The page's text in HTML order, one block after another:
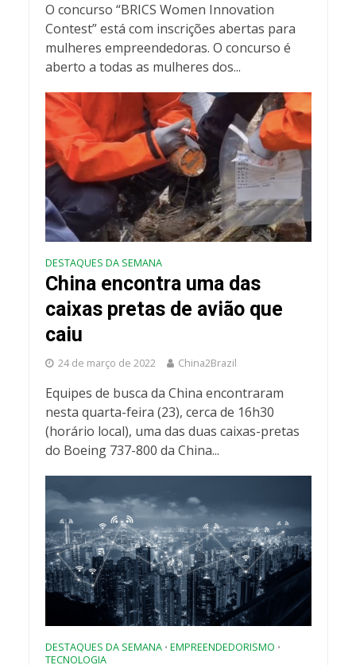
O concurso “BRICS Women Innovation
Contest” está com inscrições abertas para
mulheres empreendedoras. O concurso é
aberto a todas as mulheres dos...
DESTAQUES DA SEMANA
China encontra uma das
caixas pretas de avião que
caiu
24 de março de 2022 China2Brazil
Equipes de busca da China encontraram
nesta quarta-feira (23), cerca de 16h30
(horário local), uma das duas caixas-pretas
do Boeing 737-800 da China...
DESTAQUES DA SEMANA • EMPREENDEDORISMO •
TECNOLOGIA